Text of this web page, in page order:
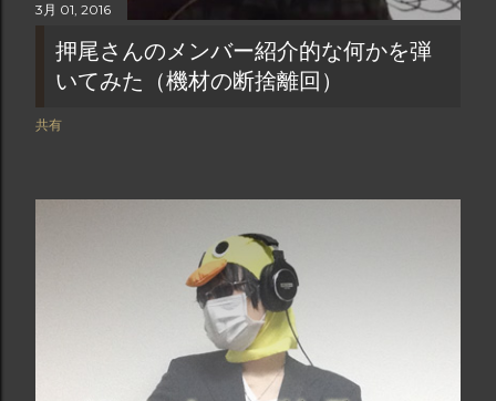
3月 01, 2016
押尾さんのメンバー紹介的な何かを弾
いてみた（機材の断捨離回）
共有